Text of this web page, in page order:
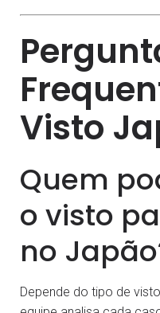
Visto
Quem
o visto
no
Depende do tipo de